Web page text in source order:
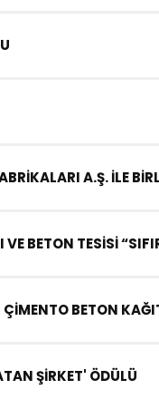
A.Ş. İLE
BETON TESİSİ
BETON
ŞİRKET' ÖDÜLÜ